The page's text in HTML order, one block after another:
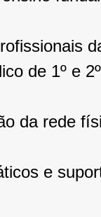
de 1º e
da rede
e